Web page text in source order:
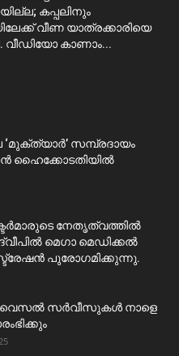
കപ്പലിനും
വീണ യാത്രക്കാരിയെ
വീഡിയോ കാണാം...
‘മുക്ത്യാർ’ സമ്പ്രദായം
ഹൈക്കോടതിയിൽ
നേതൃത്വത്തിൽ
മെഗാ മെഡിക്കൽ
പുരോഗമിക്കുന്നു.
സർവീസുകൾ നാളെ